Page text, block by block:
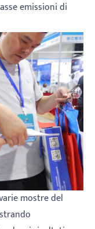
emissioni di
mostre del